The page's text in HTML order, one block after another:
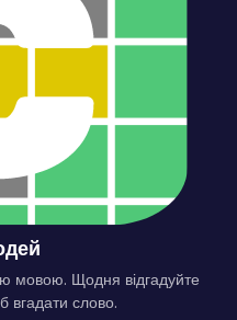
мовою. Щодня відгадуйте
вгадати слово.